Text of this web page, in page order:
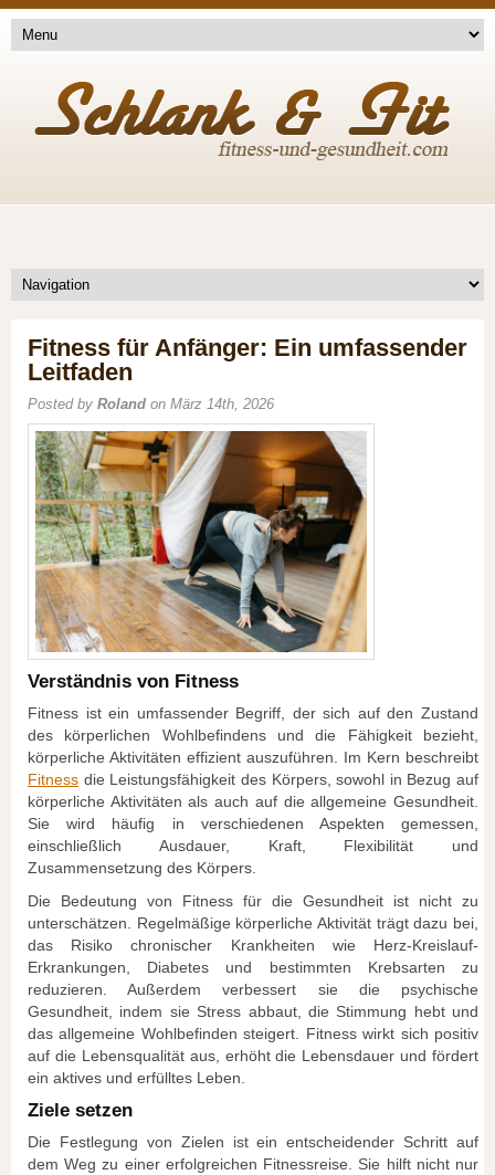
Fitness für Anfänger: Ein umfassender
Leitfaden
Posted by Roland on März 14th, 2026
Verständnis von Fitness
Fitness ist ein umfassender Begriff, der sich auf den Zustand
des körperlichen Wohlbefindens und die Fähigkeit bezieht,
körperliche Aktivitäten effizient auszuführen. Im Kern beschreibt
Fitness die Leistungsfähigkeit des Körpers, sowohl in Bezug auf
körperliche Aktivitäten als auch auf die allgemeine Gesundheit.
Sie wird häufig in verschiedenen Aspekten gemessen,
einschließlich Ausdauer, Kraft, Flexibilität und
Zusammensetzung des Körpers.
Die Bedeutung von Fitness für die Gesundheit ist nicht zu
unterschätzen. Regelmäßige körperliche Aktivität trägt dazu bei,
das Risiko chronischer Krankheiten wie Herz-Kreislauf-
Erkrankungen, Diabetes und bestimmten Krebsarten zu
reduzieren. Außerdem verbessert sie die psychische
Gesundheit, indem sie Stress abbaut, die Stimmung hebt und
das allgemeine Wohlbefinden steigert. Fitness wirkt sich positiv
auf die Lebensqualität aus, erhöht die Lebensdauer und fördert
ein aktives und erfülltes Leben.
Ziele setzen
Die Festlegung von Zielen ist ein entscheidender Schritt auf
dem Weg zu einer erfolgreichen Fitnessreise. Sie hilft nicht nur